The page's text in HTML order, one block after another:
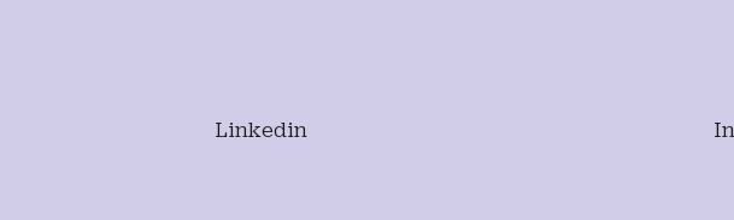
Linkedin